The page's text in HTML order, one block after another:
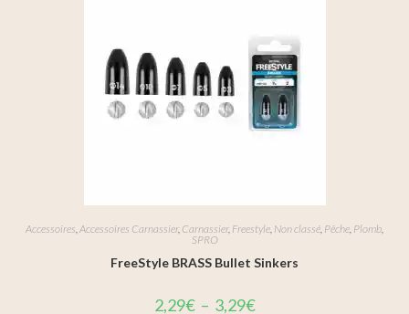
Accessoires Accessoires Carnassier, Carnassier, Freestyle Non classé Pêche Plomb
SPRO
FreeStyle BRASS Bullet Sinkers
2,29€ – 3,29€